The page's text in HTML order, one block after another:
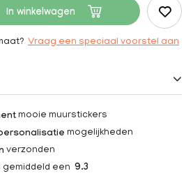
In winkelwagen
Vraag een speciaal voorstel aan
mooie muurstickers
mogelijkheden
verzonden
een 9.3